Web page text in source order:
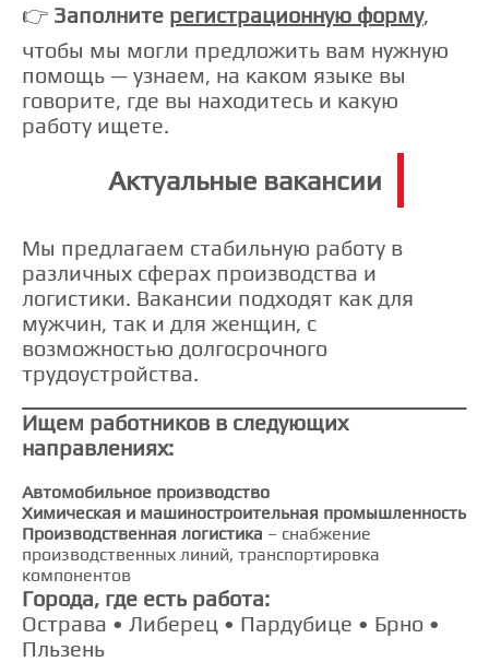
👉 Заполните регистрационную форму,
чтобы мы могли предложить вам нужную
помощь — узнаем, на каком языке вы
говорите, где вы находитесь и какую
работу ищете.
Актуальные вакансии
Мы предлагаем стабильную работу в
различных сферах производства и
логистики. Вакансии подходят как для
мужчин, так и для женщин, с
возможностью долгосрочного
трудоустройства.
Ищем работников в следующих
направлениях:
Автомобильное производство
Химическая и машиностроительная промышленность
Производственная логистика – снабжение
производственных линий, транспортировка
компонентов
Города, где есть работа:
Острава • Либерец • Пардубице • Брно •
Пльзень